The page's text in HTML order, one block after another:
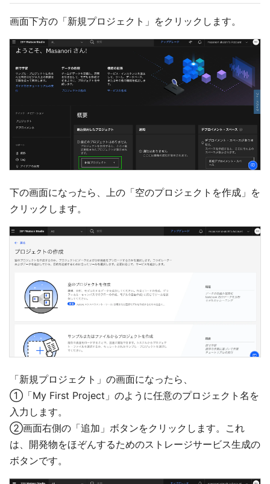
画面下方の「新規プロジェクト」をクリックします。
下の画面になったら、上の「空のプロジェクトを作成」を
クリックします。
「新規プロジェクト」の画面になったら、
①「My First Project」のように任意のプロジェクト名を
入力します。
②画面右側の「追加」ボタンをクリックします。これ
は、開発物をほぞんするためのストレージサービス生成の
ボタンです。